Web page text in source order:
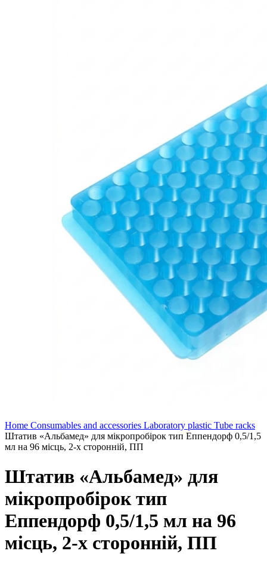
Home Consumables and accessories Laboratory plastic Tube racks
Штатив «Альбамед» для мікропробірок тип Еппендорф 0,5/1,5
мл на 96 місць, 2-х сторонній, ПП
Штатив «Альбамед» для
мікропробірок тип
Еппендорф 0,5/1,5 мл на 96
місць, 2-х сторонній, ПП